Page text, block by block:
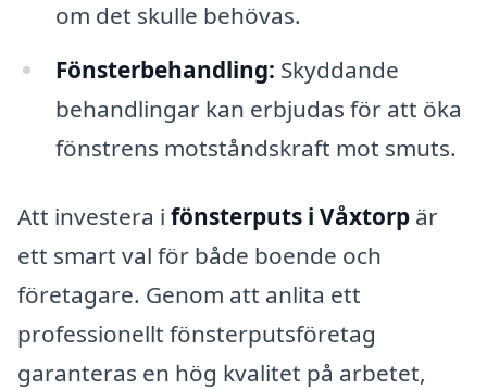
om det skulle behövas.
Fönsterbehandling: Skyddande
behandlingar kan erbjudas för att öka
fönstrens motståndskraft mot smuts.
Att investera i fönsterputs i Våxtorp är
ett smart val för både boende och
företagare. Genom att anlita ett
professionellt fönsterputsföretag
garanteras en hög kvalitet på arbetet,